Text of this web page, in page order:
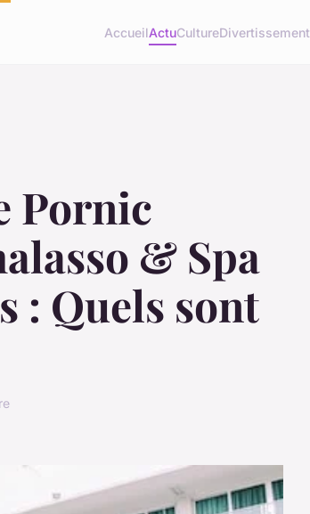
AccueilActuCultureDivertissement
Pornic
& Spa
: Quels sont